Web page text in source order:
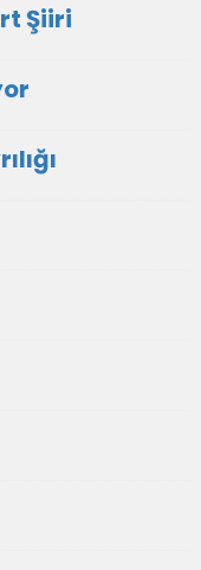
Şiiri